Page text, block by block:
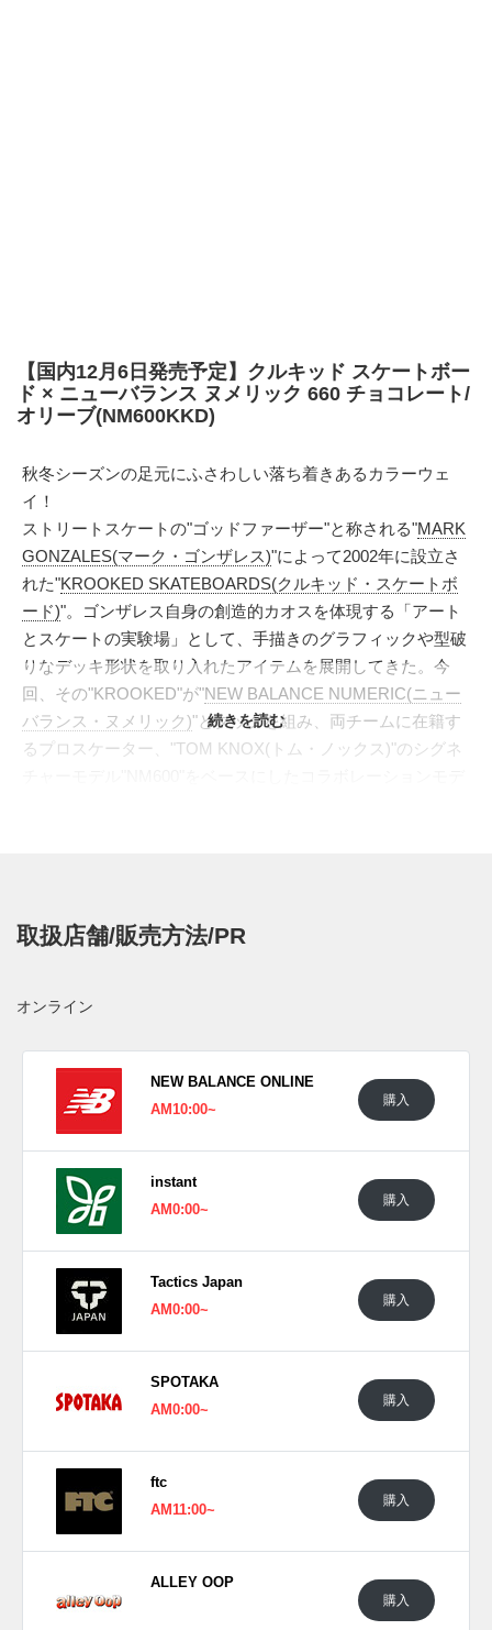
【国内12月6日発売予定】クルキッド スケートボー
ド × ニューバランス ヌメリック 660 チョコレート/
オリーブ(NM600KKD)
秋冬シーズンの足元にふさわしい落ち着きあるカラーウェ
イ！
ストリートスケートの"ゴッドファーザー"と称される"MARK
GONZALES(マーク・ゴンザレス)"によって2002年に設立さ
れた"KROOKED SKATEBOARDS(クルキッド・スケートボ
ード)"。ゴンザレス自身の創造的カオスを体現する「アート
とスケートの実験場」として、手描きのグラフィックや型破
りなデッキ形状を取り入れたアイテムを展開してきた。今
回、その"KROOKED"が"NEW BALANCE NUMERIC(ニュー
バランス・ヌメリック)"とタッグを組み、両チームに在籍す
るプロスケーター、"TOM KNOX(トム・ノックス)"のシグネ
インドアフットボールシューズに着想を得たデザインが特
グリップ力と耐摩耗性を持つ"NDURANCE(エヌデュラン
ス)"ラバーアウトソールを搭載。トム・ノックスの緻密なス
タイルを支える、快適性・耐久性・操作性のバランスが取れ
た一足である。
。レザー、スエード、メッシュで構成されたアッパーは、通
気性と耐久性を両立しつつ、90年代のインドアシューズを彷
ール部分には"KROOKED"のフラワーがエンボス加工で施さ
れ、インソールにも両ブランドのコラボロゴが配されるな
ど、随所に遊び心が光る特別な仕上がりとなっている。
日本国内では2025年12月6日にニューバランスヌメリック取
扱店にて発売予定。価格は16,940円 (税込)。また新たな情報
が入り次第、スニーカーウォーズの
Facebookなどで報告
続きを読む
取扱店舗/販売方法/PR
オンライン
NEW BALANCE ONLINE
AM10:00~
購入
instant
AM0:00~
購入
Tactics Japan
AM0:00~
購入
SPOTAKA
AM0:00~
購入
ftc
AM11:00~
購入
ALLEY OOP
購入